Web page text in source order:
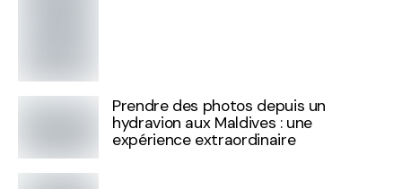
Prendre des photos depuis un
hydravion aux Maldives : une
expérience extraordinaire